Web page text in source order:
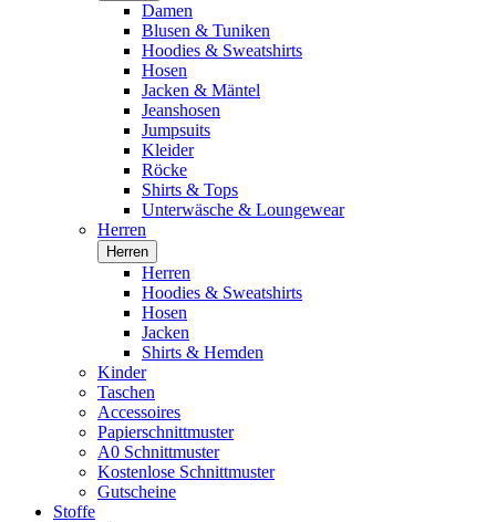
Damen
Blusen & Tuniken
Hoodies & Sweatshirts
Hosen
Jacken & Mäntel
Jeanshosen
Jumpsuits
Kleider
Röcke
Shirts & Tops
Unterwäsche & Loungewear
Herren
Herren
Herren
Hoodies & Sweatshirts
Hosen
Jacken
Shirts & Hemden
Kinder
Taschen
Accessoires
Papierschnittmuster
A0 Schnittmuster
Kostenlose Schnittmuster
Gutscheine
Stoffe